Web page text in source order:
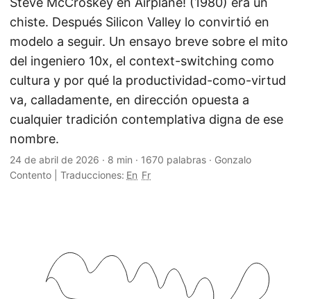
chiste. Después Silicon Valley lo convirtió en
modelo a seguir. Un ensayo breve sobre el mito
del ingeniero 10x, el context-switching como
cultura y por qué la productividad-como-virtud
va, calladamente, en dirección opuesta a
cualquier tradición contemplativa digna de ese
nombre.
24 de abril de 2026 · 8 min · 1670 palabras · Gonzalo
Contento
Traducciones: En Fr